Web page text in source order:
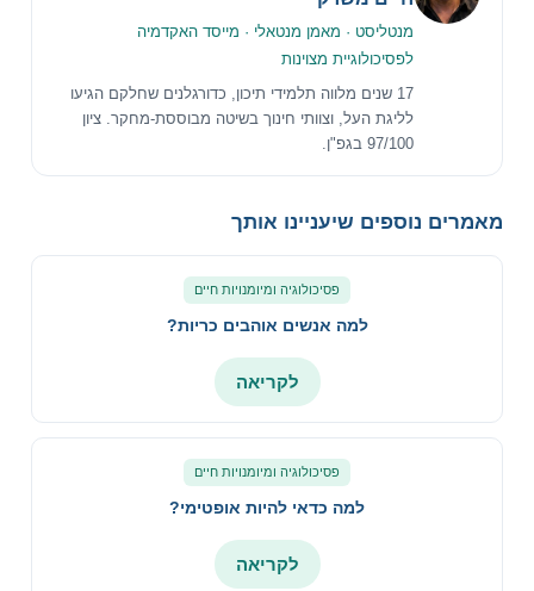
מנטליסט · מאמן מנטאלי · מייסד האקדמיה
לפסיכולוגיית מצוינות
17 שנים מלווה תלמידי תיכון, כדורגלנים שחלקם הגיעו
לליגת העל, וצוותי חינוך בשיטה מבוססת-מחקר. ציון
97/100 בגפ"ן.
מאמרים נוספים שיעניינו אותך
פסיכולוגיה ומיומנויות חיים
למה אנשים אוהבים כריות?
לקריאה
פסיכולוגיה ומיומנויות חיים
למה כדאי להיות אופטימי?
לקריאה